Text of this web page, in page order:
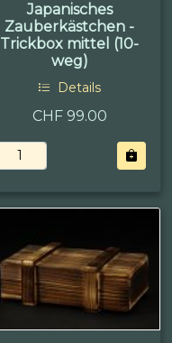
Japanisches
Zauberkästchen -
Trickbox mittel (10-
weg)
Details
CHF 99.00